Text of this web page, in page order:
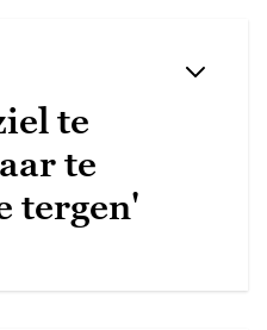
te
te
tergen'